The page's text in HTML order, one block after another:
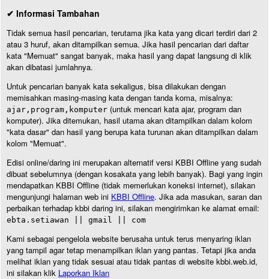
✔ Informasi Tambahan
Tidak semua hasil pencarian, terutama jika kata yang dicari terdiri dari 2
atau 3 huruf, akan ditampilkan semua. Jika hasil pencarian dari daftar
kata "Memuat" sangat banyak, maka hasil yang dapat langsung di klik
akan dibatasi jumlahnya.
Untuk pencarian banyak kata sekaligus, bisa dilakukan dengan
memisahkan masing-masing kata dengan tanda koma, misalnya:
ajar,program,komputer (untuk mencari kata ajar, program dan
komputer). Jika ditemukan, hasil utama akan ditampilkan dalam kolom
"kata dasar" dan hasil yang berupa kata turunan akan ditampilkan dalam
kolom "Memuat".
Edisi online/daring ini merupakan alternatif versi KBBI Offline yang sudah
dibuat sebelumnya (dengan kosakata yang lebih banyak). Bagi yang ingin
mendapatkan KBBI Offline (tidak memerlukan koneksi internet), silakan
mengunjungi halaman web ini KBBI Offline. Jika ada masukan, saran dan
perbaikan terhadap kbbi daring ini, silakan mengirimkan ke alamat email:
ebta.setiawan || gmail || com
Kami sebagai pengelola website berusaha untuk terus menyaring iklan
yang tampil agar tetap menampilkan iklan yang pantas. Tetapi jika anda
melihat iklan yang tidak sesuai atau tidak pantas di website kbbi.web.id,
ini silakan klik Laporkan Iklan